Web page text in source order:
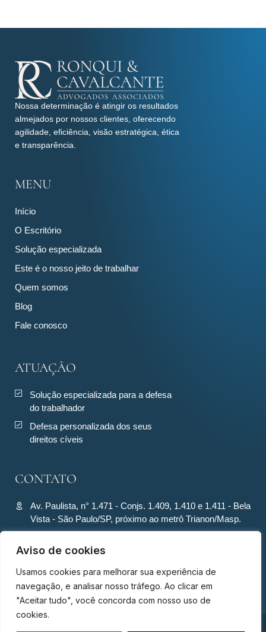
Aviso de cookies
Usamos cookies para melhorar sua experiência de
navegação, e analisar nosso tráfego. Ao clicar em
"Aceitar tudo", você concorda com nosso uso de
cookies.
Nossa determinação é atingir os resultados
almejados por nossos clientes, oferecendo
agilidade, eficiência, visão estratégica, ética
e transparência.
MENU
Início
O Escritório
Solução especializada
Este é o nosso jeito de trabalhar
Quem somos
Blog
Fale conosco
ATUAÇÃO
Solução especializada para a defesa
do trabalhador
Defesa personalizada dos seus
direitos cíveis
CONTATO
Av. Paulista, n° 1.471 - Conjs. 1.409, 1.410 e 1.411 - Bela
Vista - São Paulo/SP, próximo ao metrô Trianon/Masp.
(11) 94280-4701